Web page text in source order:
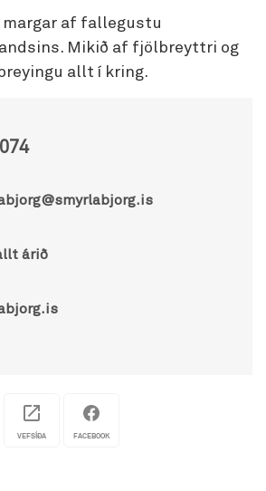
árið
margar af fallegustu
Mikið af fjölbreyttri og
allt í kring.
VEFSÍÐA FACEBOOK